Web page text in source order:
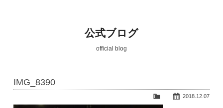
新車情報
在庫車情報
会社紹介
公式ブログ
official blog
IMG_8390
2018.12.07